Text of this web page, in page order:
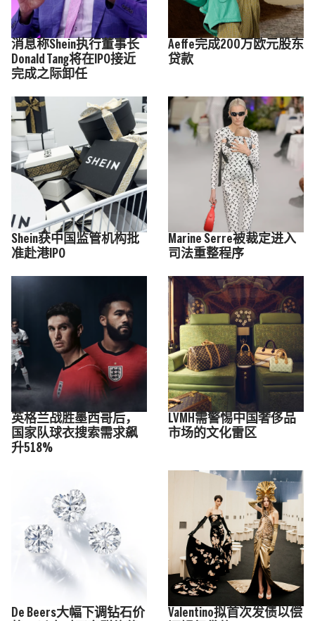
消息称Shein执行董事长
Donald Tang将在IPO接近
完成之际卸任
Aeffe完成200万欧元股东
贷款
Shein获中国监管机构批
准赴港IPO
Marine Serre被裁定进入
司法重整程序
英格兰战胜墨西哥后，
国家队球衣搜索需求飙
升518%
LVMH需警惕中国奢侈品
市场的文化雷区
De Beers大幅下调钻石价
Valentino拟首次发债以偿